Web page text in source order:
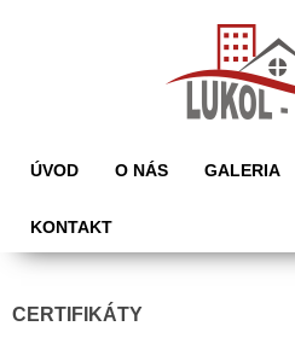
ÚVOD O NÁS GALERIA
KONTAKT
CERTIFIKÁTY